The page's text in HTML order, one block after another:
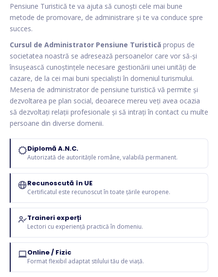
Pensiune Turistică te va ajuta să cunoști cele mai bune
metode de promovare, de administrare și te va conduce spre
succes.
Cursul de Administrator Pensiune Turistică propus de
societatea noastră se adresează persoanelor care vor să-și
însușească cunoștințele necesare gestionării unei unități de
cazare, de la cei mai buni specialiști în domeniul turismului.
Meseria de administrator de pensiune turistică vă permite și
dezvoltarea pe plan social, deoarece mereu veți avea ocazia
să dezvoltați relații profesionale și să intrați în contact cu multe
persoane din diverse domenii.
Diplomă A.N.C.
Autorizată de autoritățile române, valabilă permanent.
Recunoscută în UE
Certificatul este recunoscut în toate țările europene.
Traineri experți
Lectori cu experiență practică în domeniu.
Online / Fizic
Format flexibil adaptat stilului tău de viață.